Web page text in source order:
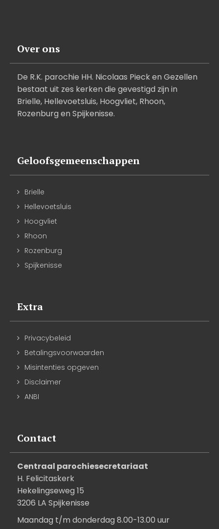
Over ons
De R.K. parochie HH. Nicolaas Pieck en Gezellen
bestaat uit zes kerken die gevestigd zijn in
Brielle, Hellevoetsluis, Hoogvliet, Rhoon,
Rozenburg en Spijkenisse.
Geloofsgemeenschappen
Brielle
Hellevoetsluis
Hoogvliet
Rhoon
Rozenburg
Spijkenisse
Extra
Privacybeleid
Betalingsvoorwaarden
Misintenties opgeven
Disclaimer
ANBI
Contact
Centraal parochiesecretariaat
H. Felicitaskerk
Hekelingseweg 15
3206 LA Spijkenisse
Maandag t/m donderdag 8.00-13.00 uur